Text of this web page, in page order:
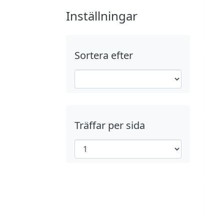
Inställningar
Sortera efter
Träffar per sida